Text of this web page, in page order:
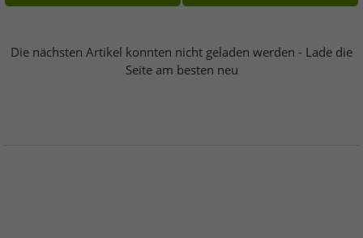
Die nächsten Artikel konnten nicht geladen werden - Lade die
Seite am besten neu